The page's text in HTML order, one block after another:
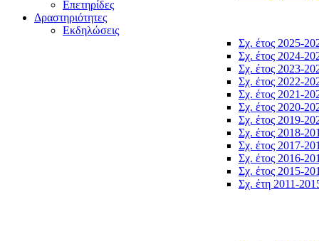
Επετηρίδες
Δραστηριότητες
Εκδηλώσεις
Σχ. έτος 2025-
Σχ. έτος 2024-
Σχ. έτος 2023-
Σχ. έτος 2022-
Σχ. έτος 2021-
Σχ. έτος 2020-
Σχ. έτος 2019-
Σχ. έτος 2018-
Σχ. έτος 2017-
Σχ. έτος 2016-
Σχ. έτος 2015-
Σχ. έτη 2011-